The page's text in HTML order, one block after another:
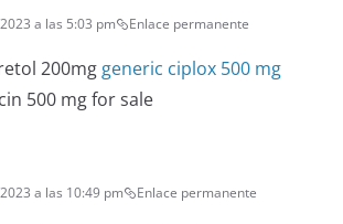
a las 5:03 pm Enlace permanente
200mg generic ciplox 500 mg
500 mg for sale
a las 10:49 pm Enlace permanente